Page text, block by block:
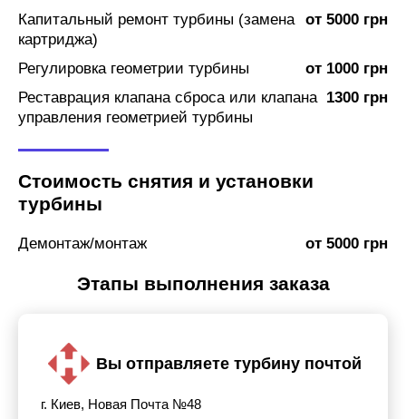
Капитальный ремонт турбины (замена
картриджа)
от 5000 грн
Регулировка геометрии турбины
от 1000 грн
Реставрация клапана сброса или клапана
управления геометрией турбины
1300 грн
Стоимость снятия и установки
турбины
Демонтаж/монтаж от 5000 грн
Этапы выполнения заказа
Вы отправляете турбину почтой
г. Киев, Новая Почта №48